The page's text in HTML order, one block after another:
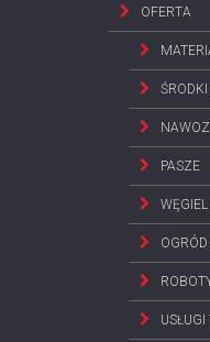
OFERTA
PASZE
WĘGIEL
OGRÓD